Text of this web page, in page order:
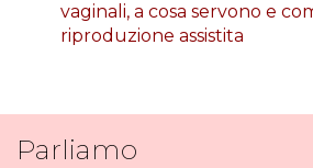
vaginali, a cosa servono e
riproduzione assistita
Parliamo